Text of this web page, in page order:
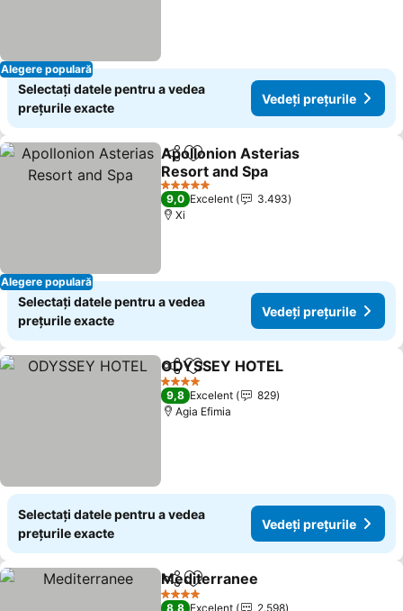
Alegere populară
Selectați datele pentru a vedea
prețurile exacte
Vedeți prețurile
Alegere populară
DistribuițiAdăugaţi la favorite
Apollonion Asterias
Resort and Spa
Vedeți prețurile
5 Stele
9,0 Excelent
3.493
Xi
Selectați datele pentru a vedea
prețurile exacte
Vedeți prețurile
DistribuițiAdăugaţi la favorite
ODYSSEY HOTEL
4 Stele
9,8 Excelent
829
Agia Efimia
Selectați datele pentru a vedea
prețurile exacte
Vedeți prețurile
DistribuițiAdăugaţi la favorite
Mediterranee
4 Stele
8,8 Excelent 2.598